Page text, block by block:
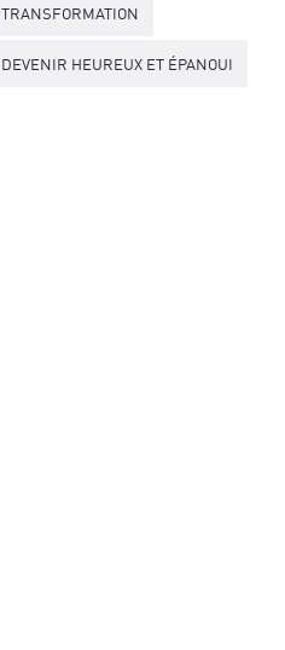
TRANSFORMATION
DEVENIR HEUREUX ET ÉPANOUI